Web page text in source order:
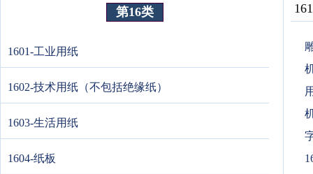
第16类
1601-工业用纸
1602-技术用纸（不包括绝缘纸）
1603-生活用纸
1604-纸板